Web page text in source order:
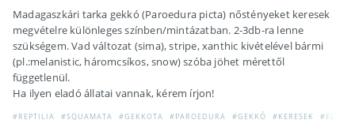
Madagaszkári tarka gekkó (Paroedura picta) nőstényeket keresek
megvételre különleges színben/mintázatban. 2-3db-ra lenne
szükségem. Vad változat (sima), stripe, xanthic kivételével bármi
(pl.:melanistic, háromcsíkos, snow) szóba jöhet mérettől
függetlenül.
Ha ilyen eladó állatai vannak, kérem írjon!
#REPTILIA #SQUAMATA #GEKKOTA #PAROEDURA #GEKKÓ #KERESEK #ELADÓ